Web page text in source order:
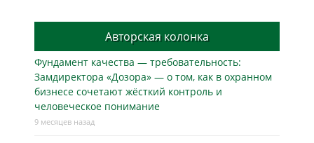
Авторская колонка
Фундамент качества — требовательность:
Замдиректора «Дозора» — о том, как в охранном
бизнесe сочетают жёсткий контроль и
человеческое понимание
9 месяцев назад